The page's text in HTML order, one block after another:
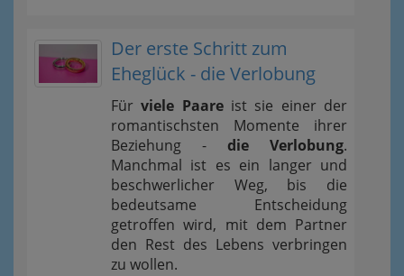
Der erste Schritt zum
Eheglück - die Verlobung
Fürviele Paareist sie einer der
romantischsten Momente ihrer
Beziehung - die Verlobung.
Manchmal ist es ein langer und
beschwerlicher Weg, bis die
bedeutsame Entscheidung
getroffen wird, mit dem Partner
den Rest des Lebens verbringen
zu wollen.